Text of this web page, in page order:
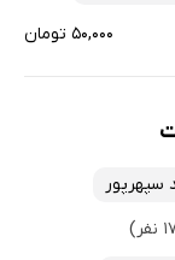
۵۰,۰۰۰ تومان
سپهرپور